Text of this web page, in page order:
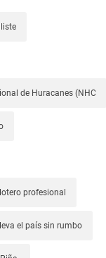
de Huracanes (NHC
profesional
el país sin rumbo